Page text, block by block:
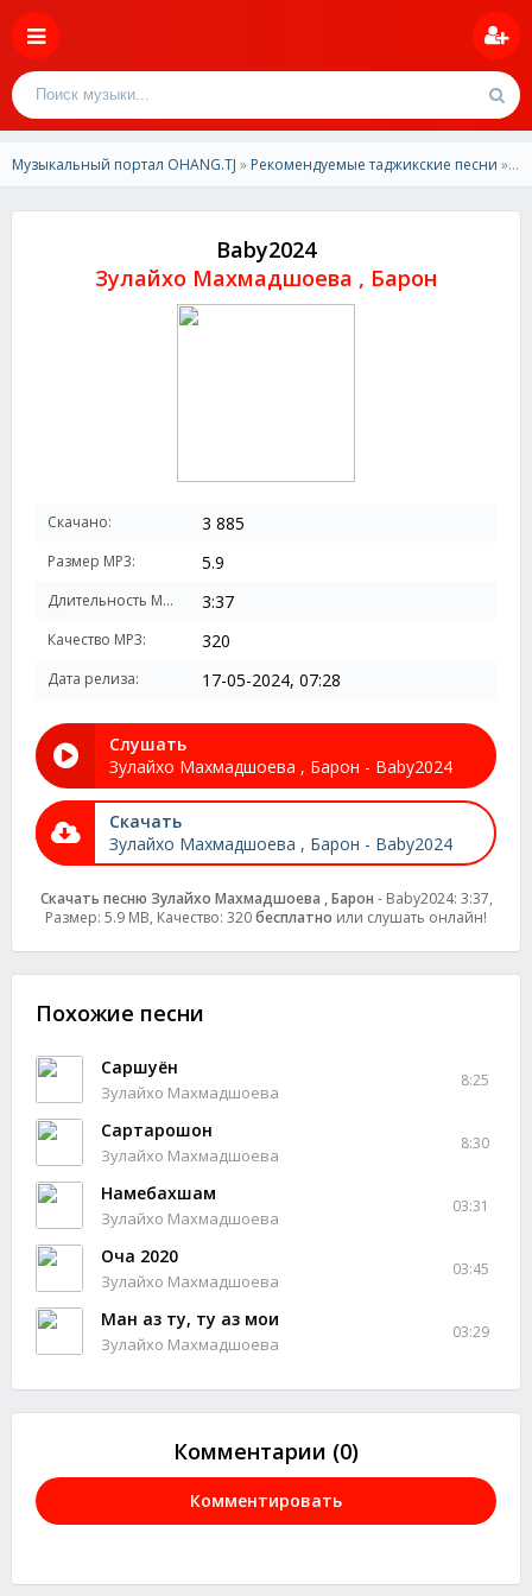
Музыкальный портал OHANG.TJ » Рекомендуемые таджикские песни » Зулайхо Махмадшоева , Барон - Baby2024
Baby2024
Зулайхо Махмадшоева , Барон
Скачано: 3 885
Размер MP3: 5.9
Длительность MP3: 3:37
Качество MP3: 320
Дата релиза: 17-05-2024, 07:28
Слушать
Зулайхо Махмадшоева , Барон - Baby2024
Скачать
Зулайхо Махмадшоева , Барон - Baby2024
Скачать песню Зулайхо Махмадшоева , Барон - Baby2024: 3:37,
Размер: 5.9 MB, Качество: 320бесплатно или слушать онлайн!
Похожие песни
Саршуён
Зулайхо Махмадшоева
8:25
Сартарошон
Зулайхо Махмадшоева
8:30
Намебахшам
Зулайхо Махмадшоева
03:31
Оча 2020
Зулайхо Махмадшоева
03:45
Ман аз ту, ту аз мои
Зулайхо Махмадшоева
03:29
Комментарии (0)
Комментировать